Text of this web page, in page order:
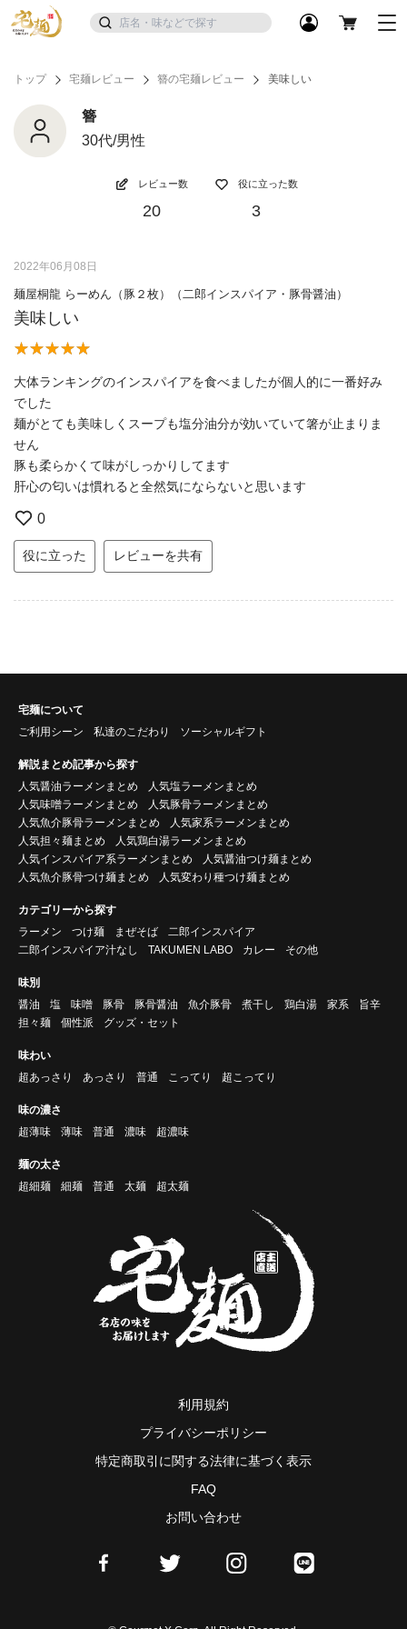
トップ 宅麺レビュー 簪の宅麺レビュー 美味しい
簪
30代/男性
レビュー数
20
役に立った数
3
2022年06月08日
麺屋桐龍 らーめん（豚２枚）（二郎インスパイア・豚骨醤油）
美味しい
大体ランキングのインスパイアを食べましたが個人的に一番好み
でした
麺がとても美味しくスープも塩分油分が効いていて箸が止まりま
せん
豚も柔らかくて味がしっかりしてます
肝心の匂いは慣れると全然気にならないと思います
0
役に立った レビューを共有
宅麺について
ご利用シーン
私達のこだわり ソーシャルギフト
解説まとめ記事から探す
人気醤油ラーメンまとめ
人気塩ラーメンまとめ
人気味噌ラーメンまとめ
人気豚骨ラーメンまとめ
人気魚介豚骨ラーメンまとめ
人気家系ラーメンまとめ
人気担々麺まとめ
人気鶏白湯ラーメンまとめ
人気インスパイア系ラーメンまとめ
人気醤油つけ麺まとめ
人気魚介豚骨つけ麺まとめ
人気変わり種つけ麺まとめ
カテゴリーから探す
ラーメン
つけ麺 まぜそば
二郎インスパイア
二郎インスパイア汁なし
TAKUMEN LABO カレー その他
味別
醤油
塩 味噌 豚骨 豚骨醤油 魚介豚骨 煮干し 鶏白湯 家系
旨辛
担々麺
個性派 グッズ・セット
味わい
超あっさり
あっさり 普通 こってり 超こってり
味の濃さ
超薄味
薄味 普通 濃味 超濃味
麺の太さ
超細麺
細麺 普通 太麺 超太麺
利用規約
プライバシーポリシー
特定商取引に関する法律に基づく表示
FAQ
お問い合わせ